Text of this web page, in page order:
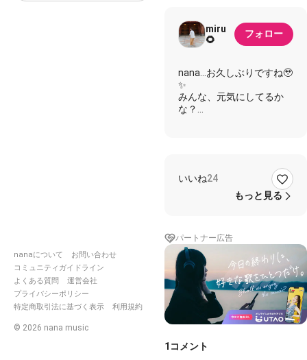
nanaについて
お問い合わせ
コミュニティガイドライン
よくある質問
運営会社
プライバシーポリシー
特定商取引法に基づく表示
利用規約
© 2026 nana music
miru
🌻
フォロー
nana…お久しぶりですね🥹
✨
みんな、元気にしてるか
な？
早く歌いたくてたまりませ
MVをぜひ見てほしいので
《 歌詞 》
Lalalalala Lalalalala...
シングルサイズの部屋で
一人きり
らし
いいね24
もっと見る
パートナー広告
1 コメント